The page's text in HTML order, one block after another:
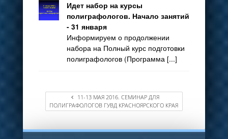
Идет набор на курсы
полиграфологов. Начало занятий
- 31 января
Информируем о продолжении
набора на Полный курс подготовки
полиграфологов (Программа [...]
11-13 МАЯ 2016. СЕМИНАР ДЛЯ
ПОЛИГРАФОЛОГОВ ГУВД КРАСНОЯРСКОГО КРАЯ